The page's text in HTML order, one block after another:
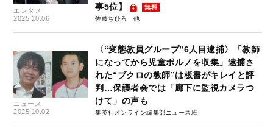
エンタメ
2025.10.06
事5位】
無料
佐藤ちひろ
ニュース
2025.10.02
〈“変態教員グループ”6人目逮捕〉「教師
になってから児童ポルノを収集」逮捕さ
れた“ブクロの教師”は板書がキレイと評
判…保護者会では「廊下に監視カメラつ
けて」の声も
集英社オンライン編集部ニュース班